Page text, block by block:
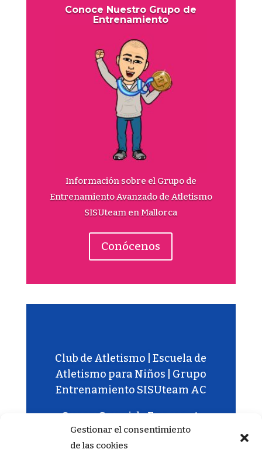
Gestionar el consentimiento
de las cookies
Conoce Nuestro Grupo de
Entrenamiento
Información sobre el Grupo de
Entrenamiento Avanzado de Atletismo
SISUteam en Mallorca
Conócenos
Club de Atletismo | Escuela de
Atletismo para Niños | Grupo
Entrenamiento SISUteam AC
Carrer Gremi de Forners, 4,
07009 Palma, Illes Balears –